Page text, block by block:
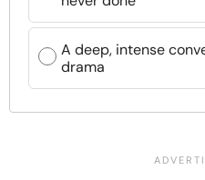
A deep, intense
drama